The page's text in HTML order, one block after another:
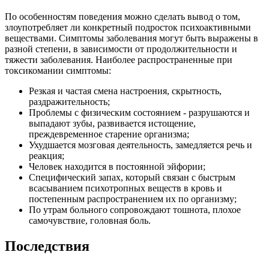
По особенностям поведения можно сделать вывод о том,
злоупотребляет ли конкретный подросток психоактивными
веществами. Симптомы заболевания могут быть выражены в
разной степени, в зависимости от продолжительности и
тяжести заболевания. Наиболее распространенные при
токсикомании симптомы:
Резкая и частая смена настроения, скрытность,
раздражительность;
Проблемы с физическим состоянием - разрушаются и
выпадают зубы, развивается истощение,
преждевременное старение организма;
Ухудшается мозговая деятельность, замедляется речь и
реакция;
Человек находится в постоянной эйфории;
Специфический запах, который связан с быстрым
всасыванием психотропных веществ в кровь и
постепенным распространением их по организму;
По утрам больного сопровождают тошнота, плохое
самочувствие, головная боль.
Последствия